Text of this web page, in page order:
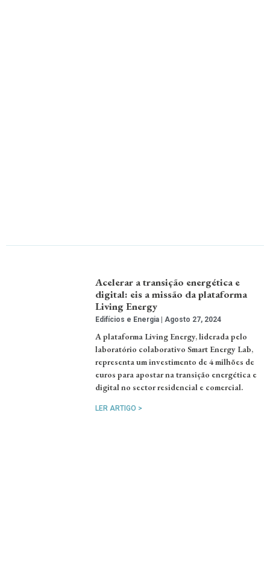
Acelerar a transição energética e
digital: eis a missão da plataforma
Living Energy
Edifícios e Energia Agosto 27, 2024
A plataforma Living Energy, liderada pelo
laboratório colaborativo Smart Energy Lab,
representa um investimento de 4 milhões de
euros para apostar na transição energética e
digital no sector residencial e comercial.
LER ARTIGO >